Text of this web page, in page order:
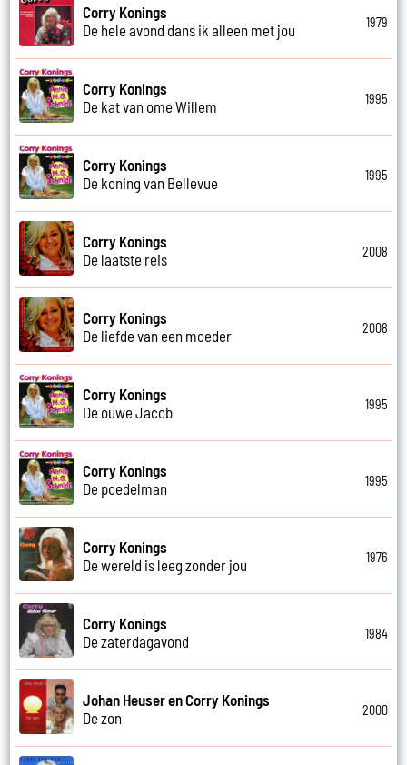
Corry Konings
De hele avond dans ik alleen met jou
1979
Corry Konings
De kat van ome Willem
1995
Corry Konings
De koning van Bellevue
1995
Corry Konings
De laatste reis
2008
Corry Konings
De liefde van een moeder
2008
Corry Konings
De ouwe Jacob
1995
Corry Konings
De poedelman
1995
Corry Konings
De wereld is leeg zonder jou
1976
Corry Konings
De zaterdagavond
1984
Johan Heuser en Corry Konings
De zon
2000